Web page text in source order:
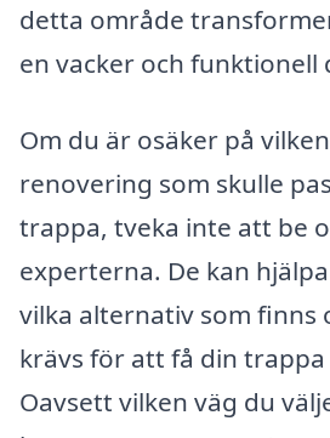
detta område
en vacker och funktionell
Om du är osäker på
renovering som skulle
trappa, tveka inte att be
experterna. De kan
vilka alternativ som finns
krävs för att få din trappa
Oavsett vilken väg du